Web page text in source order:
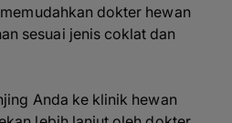
dokter hewan
sesuai jenis coklat dan
Anda ke klinik hewan